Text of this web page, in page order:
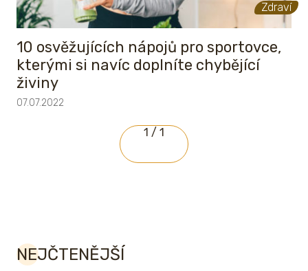
Zdraví
10 osvěžujících nápojů pro sportovce,
kterými si navíc doplníte chybějící
živiny
07.07.2022
1 / 1
NEJČTENĚJŠÍ